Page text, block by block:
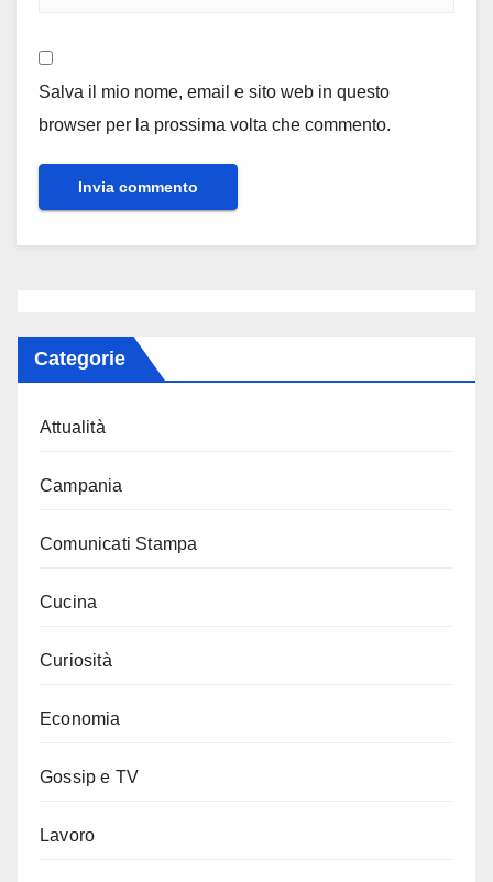
Salva il mio nome, email e sito web in questo
browser per la prossima volta che commento.
Categorie
Attualità
Campania
Comunicati Stampa
Cucina
Curiosità
Economia
Gossip e TV
Lavoro